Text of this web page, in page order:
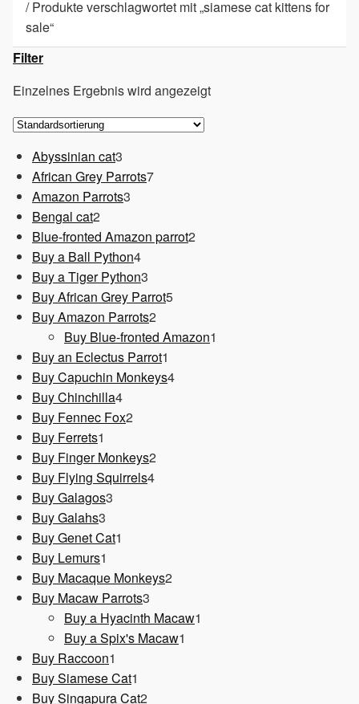
/Produkte verschlagwortet mit „siamese cat kittens for
sale“
Filter
Einzelnes Ergebnis wird angezeigt
Abyssinian cat3
Produkte
African Grey Parrots77
Amazon Parrots3
Bengal cat22
Produkte
Blue-fronted Amazon parrot22
Buy a Ball Python44
Produkte
Buy a Tiger Python3
Produkte
Buy African Grey Parrot55
Buy Amazon Parrots22
Produkte
Buy Blue-fronted Amazon1
Buy an Eclectus Parrot1
Produkt
Buy Capuchin Monkeys44
Buy Chinchilla44
Produkte
Buy Fennec Fox22
Buy Ferrets1
Produkt
Buy Finger Monkeys22
Buy Flying Squirrels44
Buy Galagos3
Buy Galahs3
Produkte
Buy Genet Cat1
Buy Lemurs1
Produkt
Buy Macaque Monkeys22
Buy Macaw Parrots3
Produkte
Buy a Hyacinth Macaw1
Buy a Spix's Macaw1
Buy Raccoon1
Produkt
Buy Siamese Cat1
Produkt
Buy Singapura Cat22